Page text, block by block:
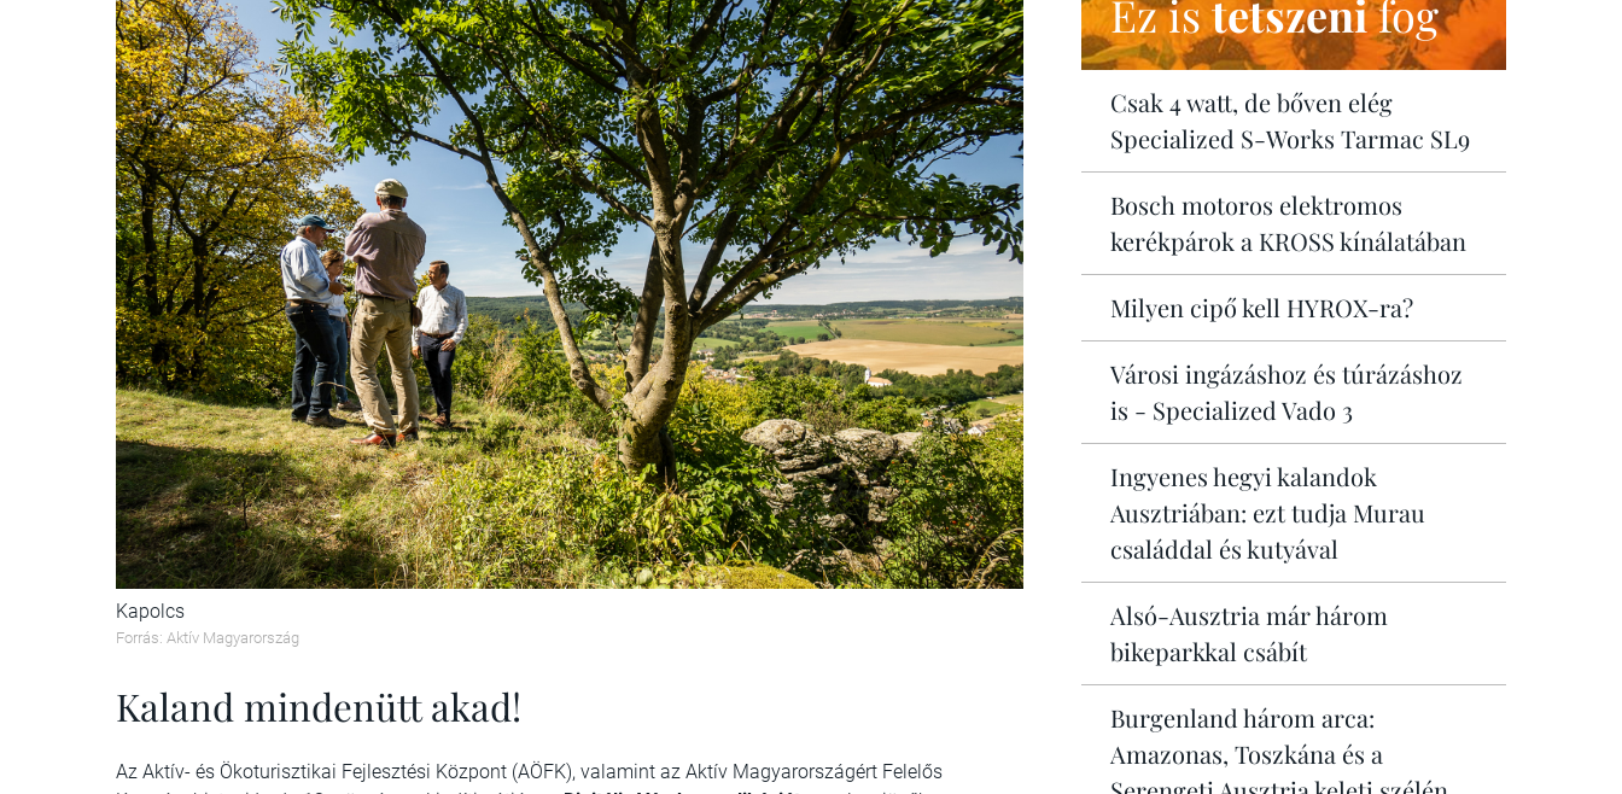
Kapolcs
Forrás: Aktív Magyarország
Kaland mindenütt akad!
Az Aktív- és Ökoturisztikai Fejlesztési Központ (AÖFK), valamint az Aktív Magyarországért Felelős
Ez istetszenifog
Csak 4 watt, de bőven elég
Specialized S-Works Tarmac SL9
Bosch motoros elektromos
kerékpárok a KROSS kínálatában
Milyen cipő kell HYROX-ra?
Városi ingázáshoz és túrázáshoz
is - Specialized Vado 3
Ingyenes hegyi kalandok
Ausztriában: ezt tudja Murau
családdal és kutyával
Alsó-Ausztria már három
bikeparkkal csábít
Burgenland három arca:
Amazonas, Toszkána és a